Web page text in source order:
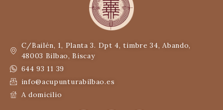
C/Bailén, 1, Planta 3. Dpt 4, timbre 34, Abando,
48003 Bilbao, Biscay
644 93 11 39
info@acupunturabilbao.es
A domicilio